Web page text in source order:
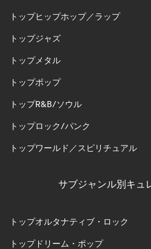
トップヒップホップ／ラップ
トップジャズ
トップメタル
トップポップ
トップR&B/ソウル
トップロック/パンク
トップワールド／スピリチュアル
サブジャンル別キュ
トップオルタナティブ・ロック
トップドリーム・ポップ